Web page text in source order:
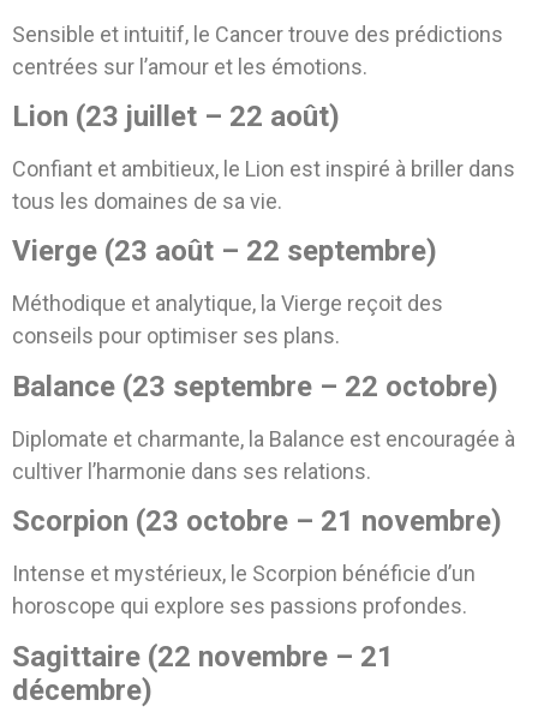
Sensible et intuitif, le Cancer trouve des prédictions
centrées sur l’amour et les émotions.
Lion (23 juillet – 22 août)
Confiant et ambitieux, le Lion est inspiré à briller dans
tous les domaines de sa vie.
Vierge (23 août – 22 septembre)
Méthodique et analytique, la Vierge reçoit des
conseils pour optimiser ses plans.
Balance (23 septembre – 22 octobre)
Diplomate et charmante, la Balance est encouragée à
cultiver l’harmonie dans ses relations.
Scorpion (23 octobre – 21 novembre)
Intense et mystérieux, le Scorpion bénéficie d’un
horoscope qui explore ses passions profondes.
Sagittaire (22 novembre – 21
décembre)